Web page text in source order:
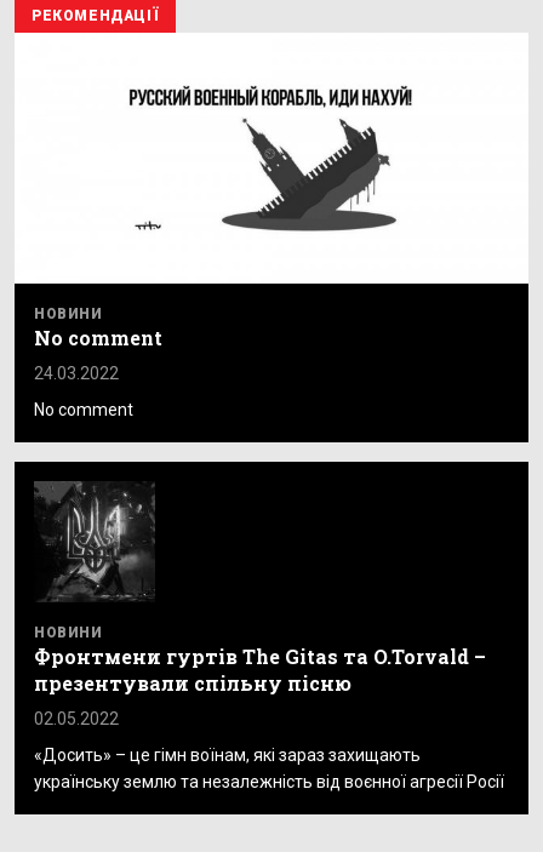
РЕКОМЕНДАЦІЇ
НОВИНИ
No comment
24.03.2022
No comment
НОВИНИ
Фронтмени гуртів The Gitas та O.Torvald –
презентували спільну пісню
02.05.2022
«Досить» – це гімн воїнам, які зараз захищають
українську землю та незалежність від воєнної агресії Росії